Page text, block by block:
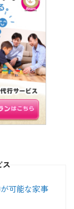
ス
可能な家事